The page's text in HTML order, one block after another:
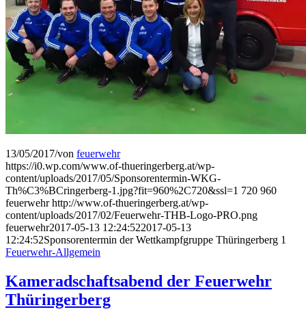
13/05/2017/von feuerwehr
https://i0.wp.com/www.of-thueringerberg.at/wp-
content/uploads/2017/05/Sponsorentermin-WKG-
Th%C3%BCringerberg-1.jpg?fit=960%2C720&ssl=1 720 960
feuerwehr http://www.of-thueringerberg.at/wp-
content/uploads/2017/02/Feuerwehr-THB-Logo-PRO.png
feuerwehr2017-05-13 12:24:522017-05-13
12:24:52Sponsorentermin der Wettkampfgruppe Thüringerberg 1
Feuerwehr-Allgemein
Kameradschaftsabend der Feuerwehr
Thüringerberg